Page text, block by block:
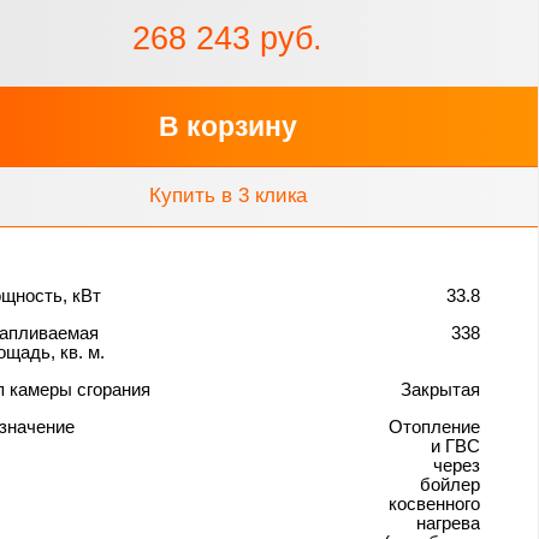
268 243 руб.
В корзину
Купить в 3 клика
кВт
33.8
кв. м.
338
камеры сгорания
Закрытая
Отопление
и ГВС
через
бойлер
косвенного
нагрева